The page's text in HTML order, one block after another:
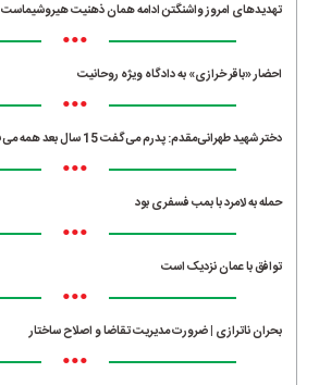
تهدیدهای امروز واشنگتن ادامه همان ذهنیت هیروشیماست
•••
احضار «باقر خرازی» به دادگاه ویژه روحانیت
•••
دختر شهید طهرانی‌مقدم: پدرم می‌گفت 15 سال بعد همه می‌فهمند چه کرده‌ایم
•••
حمله به لامرد با بمب فسفری بود
•••
توافق با عمان نزدیک است
•••
بحران ناترازی | ضرورت مدیریت تقاضا و اصلاح ساختار
•••